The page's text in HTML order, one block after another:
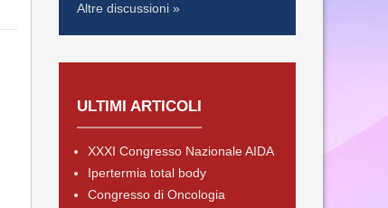
Altre discussioni »
ULTIMI ARTICOLI
XXXI Congresso Nazionale AIDA
Ipertermia total body
Congresso di Oncologia